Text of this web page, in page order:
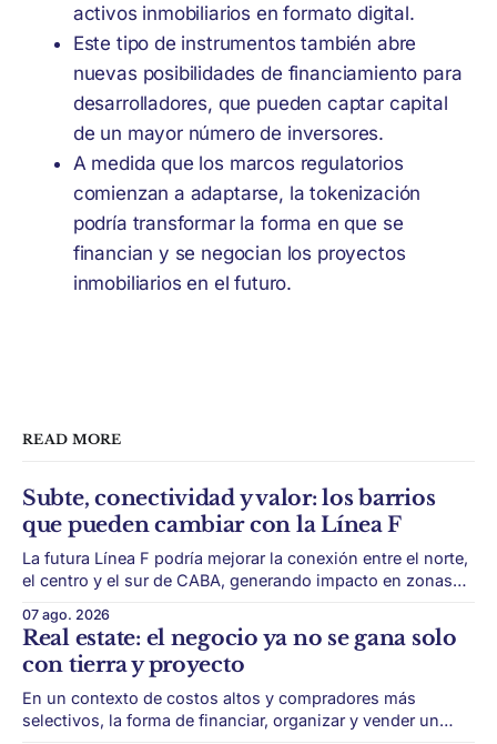
activos inmobiliarios en formato digital.
Este tipo de instrumentos también abre
nuevas posibilidades de financiamiento para
desarrolladores, que pueden captar capital
de un mayor número de inversores.
A medida que los marcos regulatorios
comienzan a adaptarse, la tokenización
podría transformar la forma en que se
financian y se negocian los proyectos
inmobiliarios en el futuro.
READ MORE
Subte, conectividad y valor: los barrios
que pueden cambiar con la Línea F
La futura Línea F podría mejorar la conexión entre el norte,
el centro y el sur de CABA, generando impacto en zonas
transporte puede cambiar el mapa inmobiliario de una
ciudad. La futura Línea F del subte busca mejorar la
conexión
07 ago. 2026
Real estate: el negocio ya no se gana solo
con tierra y proyecto
En un contexto de costos altos y compradores más
selectivos, la forma de financiar, organizar y vender un